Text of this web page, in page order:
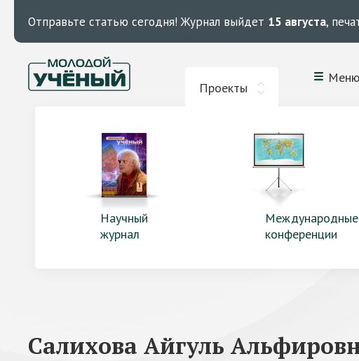
Отправьте статью сегодня! Журнал выйдет 15 августа,
Проекты
Меню
Научный
журнал
Международные
конференции
Салихова Айгуль